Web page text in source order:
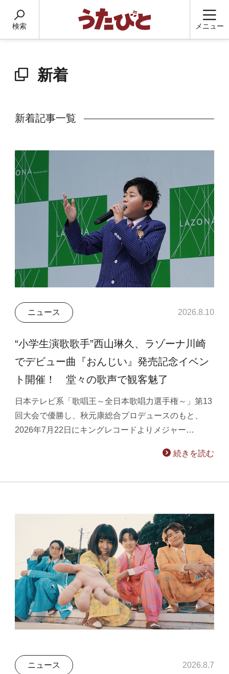
検索 メニュー
新着
新着記事一覧
ニュース 2026.8.10
“小学生演歌歌手”西山琳久、ラゾーナ川崎
でデビュー曲『おんじい』発売記念イベン
ト開催！ 堂々の歌声で観客魅了
日本テレビ系「歌唱王～全日本歌唱力選手権～」第13
回大会で優勝し、秋元康総合プロデュースのもと、
2026年7月22日にキングレコードよりメジャー…
続きを読む
ニュース 2026.8.7